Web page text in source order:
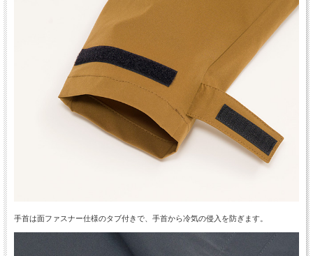
手首は面ファスナー仕様のタブ付きで、手首から冷気の侵入を防ぎます。